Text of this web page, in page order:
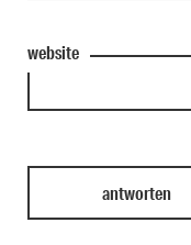
website